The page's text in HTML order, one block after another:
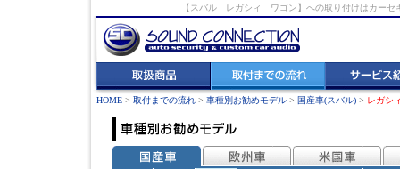
【スバル レガシィ ワゴン】への取り付けはカーセ
HOME > 取付までの流れ > 車種別お勧めモデル > 国産車(スバル) > レガシ